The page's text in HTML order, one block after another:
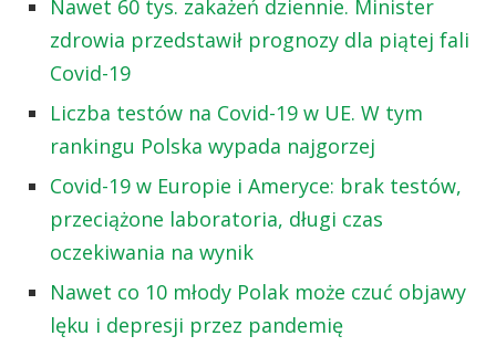
Nawet 60 tys. zakażeń dziennie. Minister
zdrowia przedstawił prognozy dla piątej fali
Covid-19
Liczba testów na Covid-19 w UE. W tym
rankingu Polska wypada najgorzej
Covid-19 w Europie i Ameryce: brak testów,
przeciążone laboratoria, długi czas
oczekiwania na wynik
Nawet co 10 młody Polak może czuć objawy
lęku i depresji przez pandemię